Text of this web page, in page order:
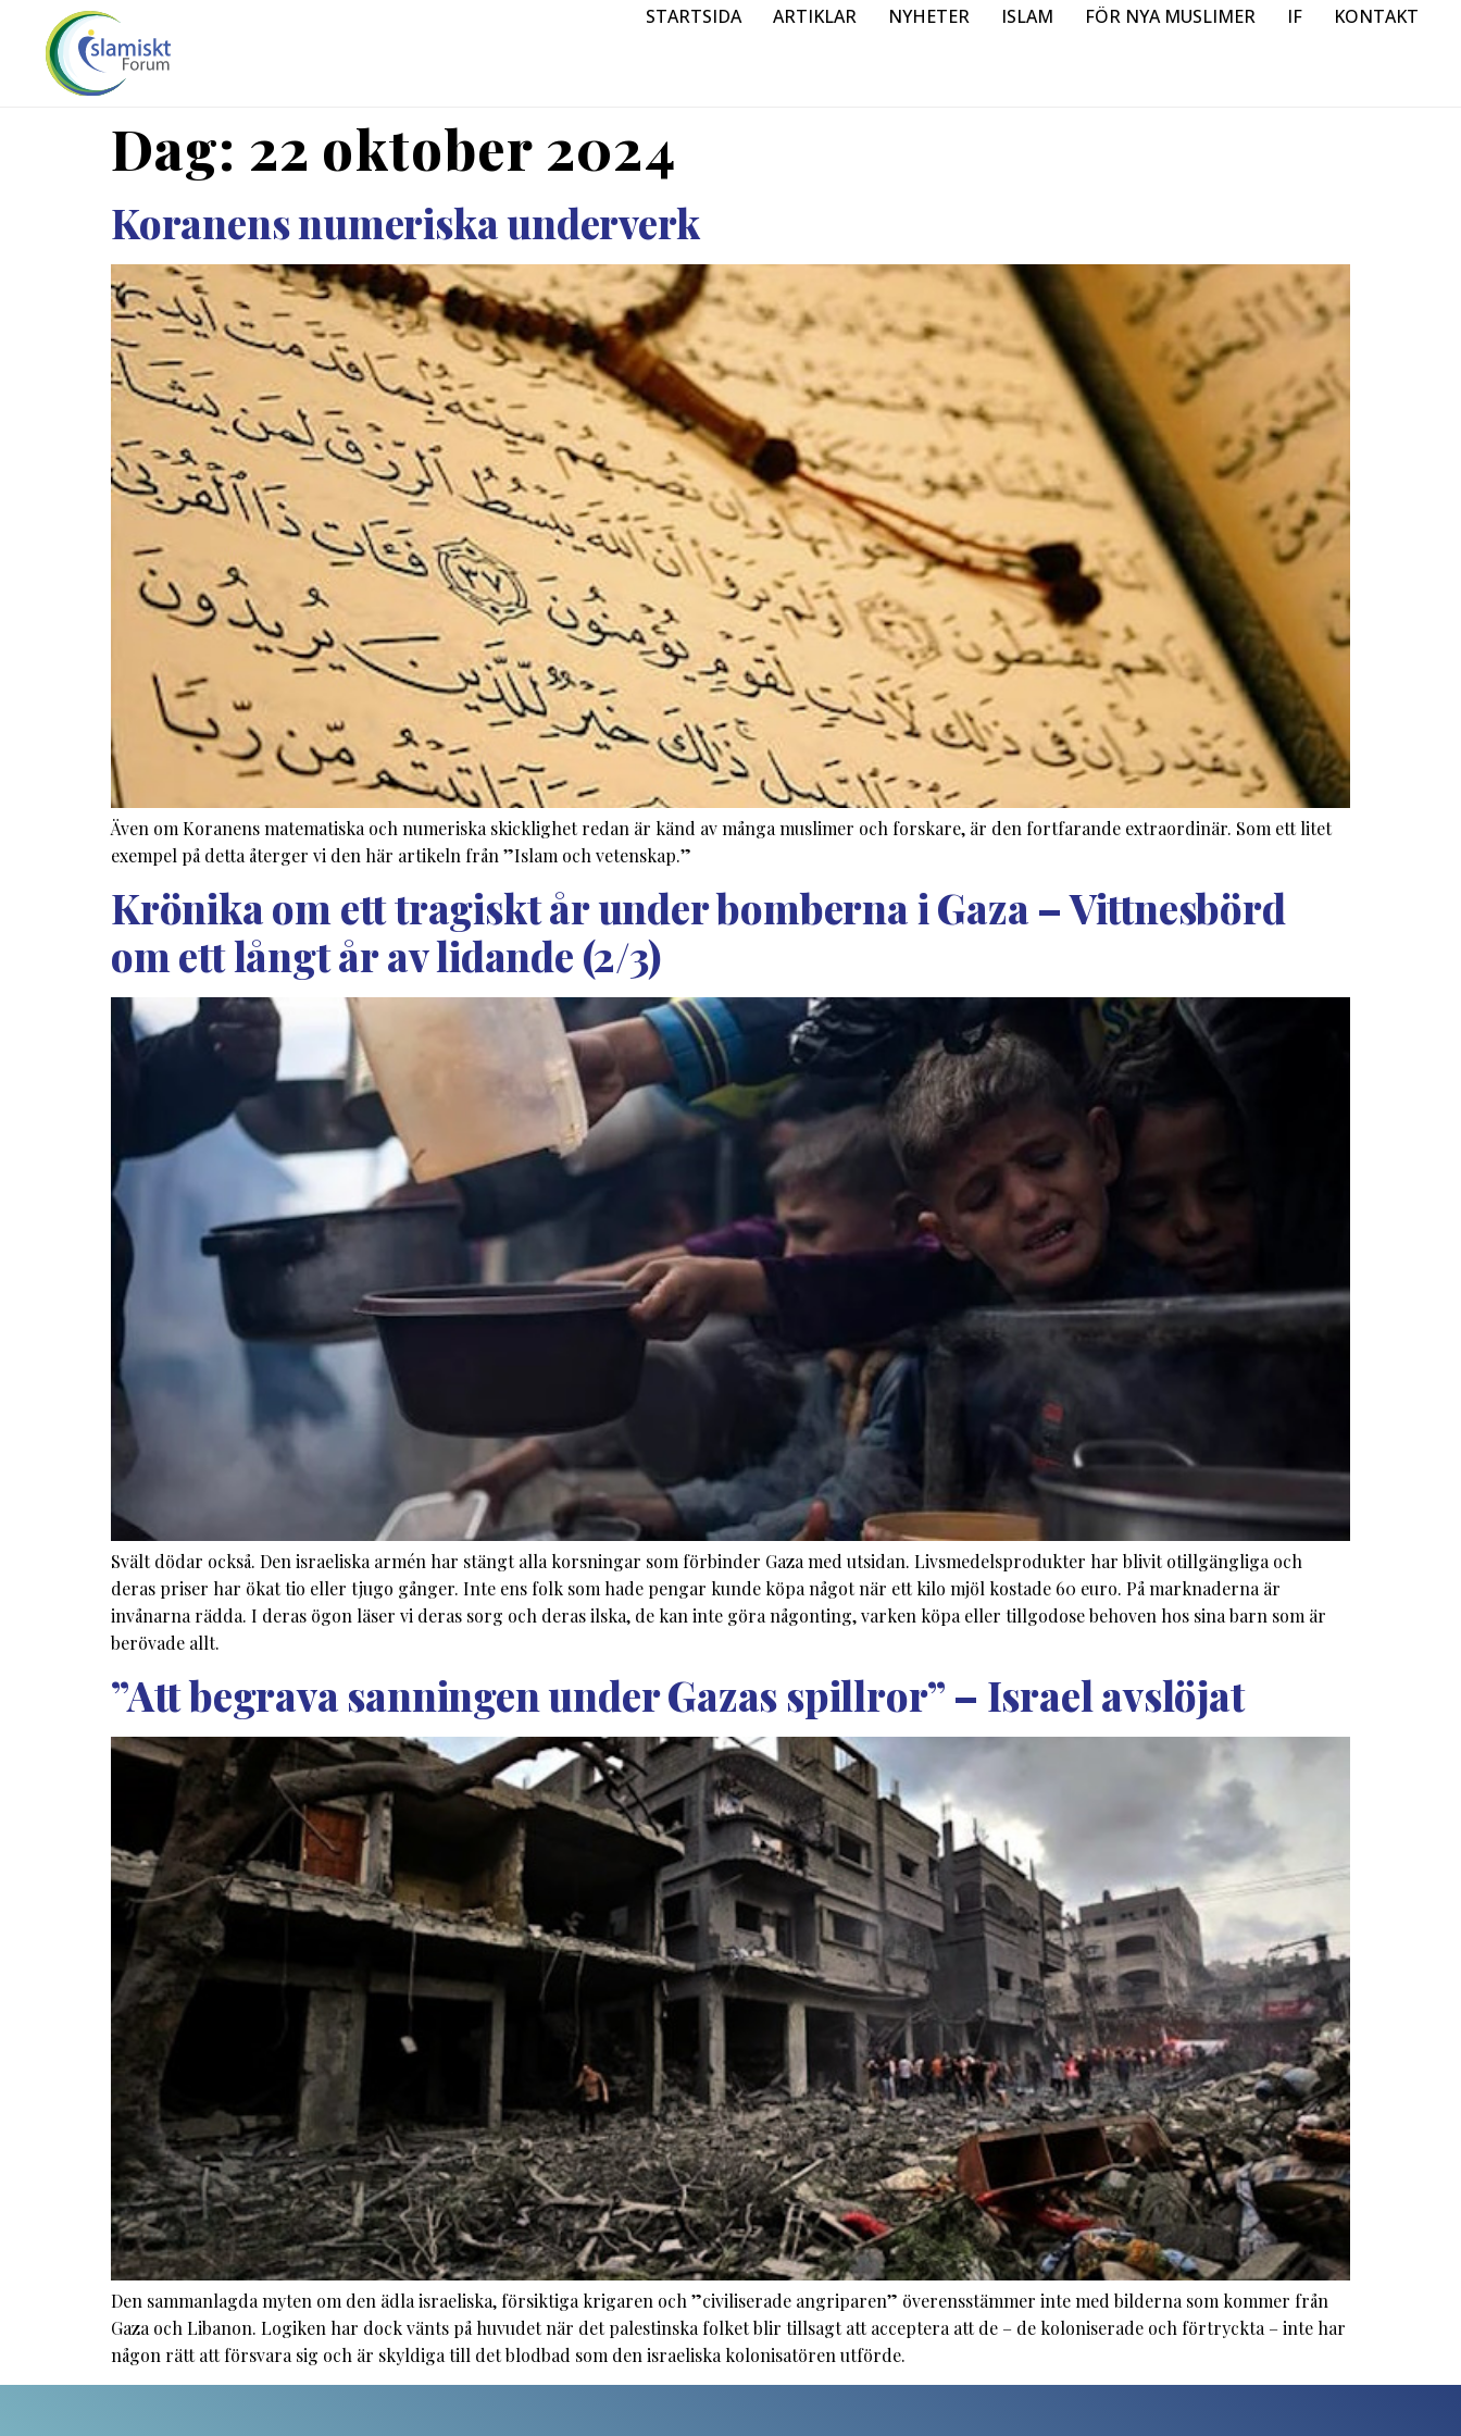
STARTSIDA ARTIKLAR NYHETER ISLAM FÖR NYA MUSLIMER IF KONTAKT
Dag: 22 oktober 2024
Koranens numeriska underverk
Även om Koranens matematiska och numeriska skicklighet redan är känd av många muslimer och forskare, är den fortfarande extraordinär. Som ett litet
exempel på detta återger vi den här artikeln från ”Islam och vetenskap.”
Krönika om ett tragiskt år under bomberna i Gaza – Vittnesbörd
om ett långt år av lidande (2/3)
Svält dödar också. Den israeliska armén har stängt alla korsningar som förbinder Gaza med utsidan. Livsmedelsprodukter har blivit otillgängliga och
deras priser har ökat tio eller tjugo gånger. Inte ens folk som hade pengar kunde köpa något när ett kilo mjöl kostade 60 euro. På marknaderna är
invånarna rädda. I deras ögon läser vi deras sorg och deras ilska, de kan inte göra någonting, varken köpa eller tillgodose behoven hos sina barn som är
berövade allt.
”Att begrava sanningen under Gazas spillror” – Israel avslöjat
Den sammanlagda myten om den ädla israeliska, försiktiga krigaren och ”civiliserade angriparen” överensstämmer inte med bilderna som kommer från
Gaza och Libanon. Logiken har dock vänts på huvudet när det palestinska folket blir tillsagt att acceptera att de – de koloniserade och förtryckta – inte har
någon rätt att försvara sig och är skyldiga till det blodbad som den israeliska kolonisatören utförde.